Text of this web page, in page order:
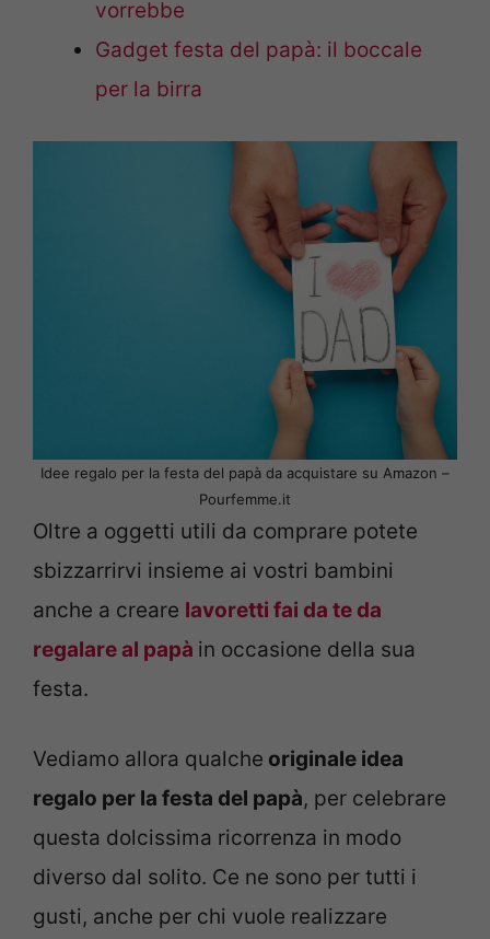
vorrebbe
Gadget festa del papà: il boccale
per la birra
Idee regalo per la festa del papà da acquistare su Amazon –
Pourfemme.it
Oltre a oggetti utili da comprare potete
sbizzarrirvi insieme ai vostri bambini
anche a creare lavoretti fai da te da
regalare al papà in occasione della sua
festa.
Vediamo allora qualche originale idea
regalo per la festa del papà, per celebrare
questa dolcissima ricorrenza in modo
diverso dal solito. Ce ne sono per tutti i
gusti, anche per chi vuole realizzare